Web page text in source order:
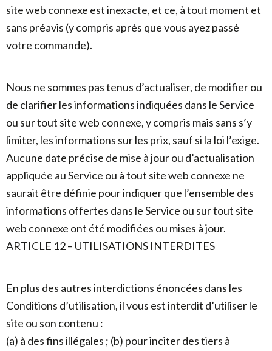
site web connexe est inexacte, et ce, à tout moment et
sans préavis (y compris après que vous ayez passé
votre commande).
Nous ne sommes pas tenus d’actualiser, de modifier ou
de clarifier les informations indiquées dans le Service
ou sur tout site web connexe, y compris mais sans s’y
limiter, les informations sur les prix, sauf si la loi l’exige.
Aucune date précise de mise à jour ou d’actualisation
appliquée au Service ou à tout site web connexe ne
saurait être définie pour indiquer que l’ensemble des
informations offertes dans le Service ou sur tout site
web connexe ont été modifiées ou mises à jour.
ARTICLE 12 – UTILISATIONS INTERDITES
En plus des autres interdictions énoncées dans les
Conditions d’utilisation, il vous est interdit d’utiliser le
site ou son contenu :
(a) à des fins illégales ; (b) pour inciter des tiers à